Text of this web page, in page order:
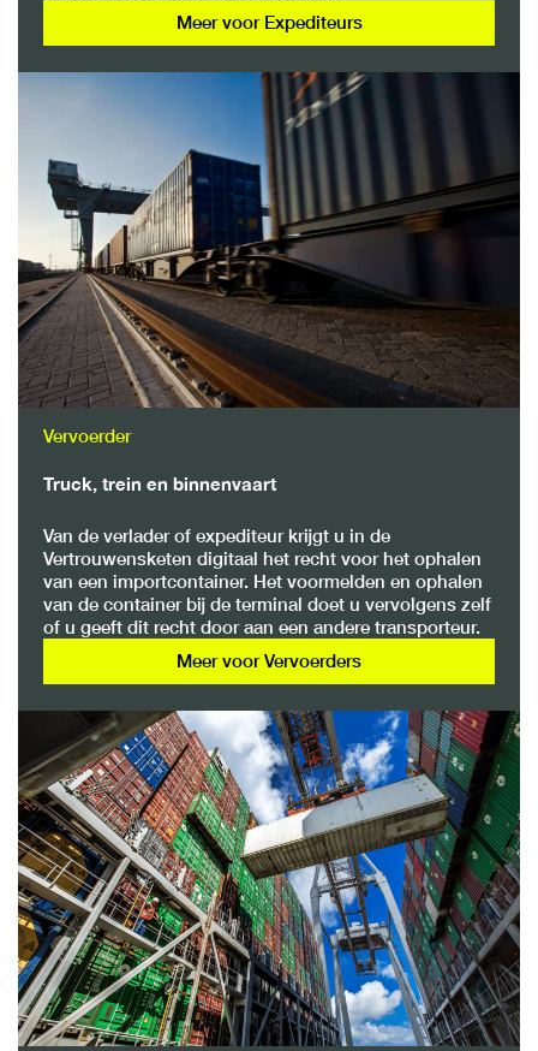
Meer voor Expediteurs
Vervoerder
Truck, trein en binnenvaart
Van de verlader of expediteur krijgt u in de
Vertrouwensketen digitaal het recht voor het ophalen
van een importcontainer. Het voormelden en ophalen
van de container bij de terminal doet u vervolgens zelf
of u geeft dit recht door aan een andere transporteur.
Meer voor Vervoerders